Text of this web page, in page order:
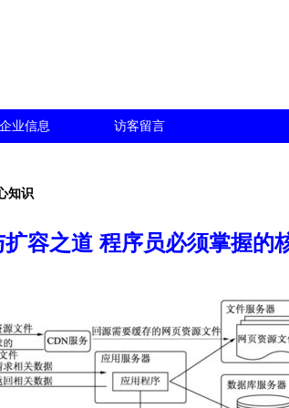
企业信息 访客留言
知识
容之道 程序员必须掌握的